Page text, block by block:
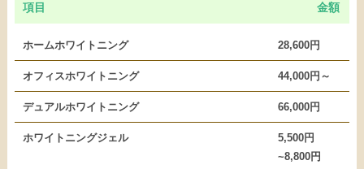
項目 金額
ホームホワイトニング 28,600円
オフィスホワイトニング 44,000円～
デュアルホワイトニング 66,000円
ホワイトニングジェル
5,500円
~8,800円